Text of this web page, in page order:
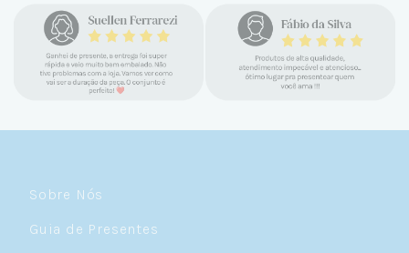
encontrar a Céu. Atendimento
personalizado, verdadeiras jóias prata 925,
mimos e brindes incríveis. Virei cliente fiel
e amo demais as pratas que são lindas, tem
um brilho incrível e preço super justo. Fora
Sobre Nós
Guia de Presentes